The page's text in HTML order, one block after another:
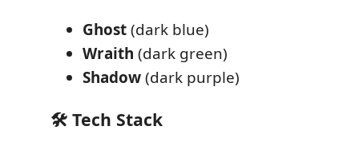
Ghost(dark blue)
Wraith (dark green)
Shadow(dark purple)
🛠️ Tech Stack